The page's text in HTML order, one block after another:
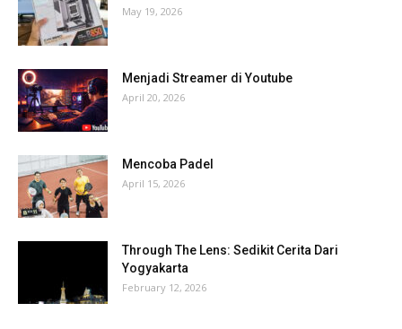
May 19, 2026
Menjadi Streamer di Youtube
April 20, 2026
Mencoba Padel
April 15, 2026
Through The Lens: Sedikit Cerita Dari
Yogyakarta
February 12, 2026